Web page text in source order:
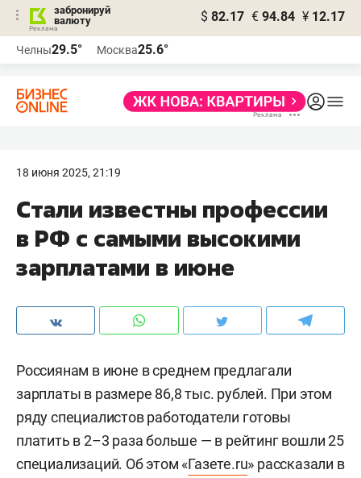
забронируй
валюту
$ 82.17 € 94.84 ¥ 12.17
Челны29.5° Москва25.6°
18 июня 2025, 21:19
Стали известны профессии
в РФ с самыми высокими
зарплатами в июне
Россиянам в июне в среднем предлагали
зарплаты в размере 86,8 тыс. рублей. При этом
ряду специалистов работодатели готовы
платить в 2–3 раза больше — в рейтинг вошли 25
специализаций. Об этом «Газете.ru» рассказали в